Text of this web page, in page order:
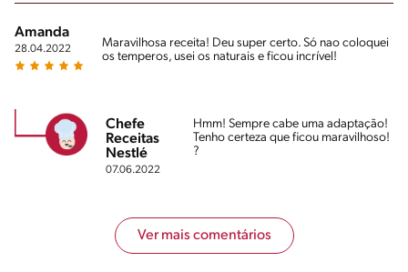
Amanda
28.04.2022
Maravilhosa receita! Deu super certo. Só nao coloquei
os temperos, usei os naturais e ficou incrível!
Chefe
Receitas
Nestlé
07.06.2022
Hmm! Sempre cabe uma adaptação!
Tenho certeza que ficou maravilhoso!
?
Ver mais comentários